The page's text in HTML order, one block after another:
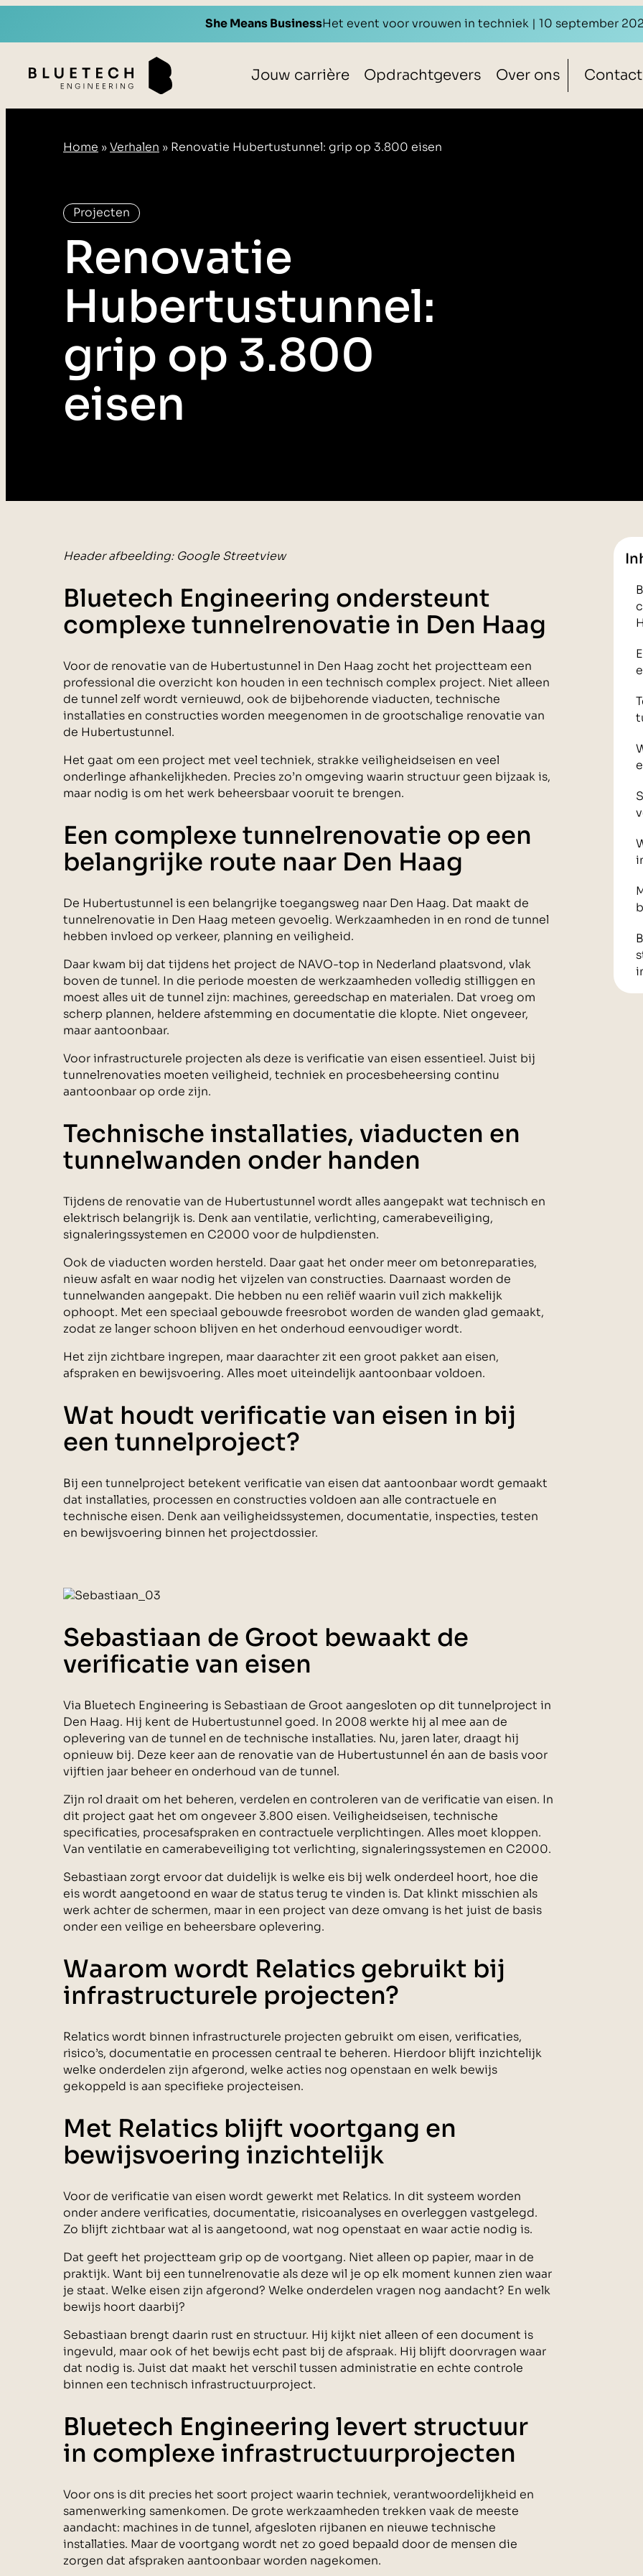
She Means BusinessHet event voor vrouwen in techniek | 10 september
Jouw carrière Opdrachtgevers Over ons Contact
Home » Verhalen » Renovatie Hubertustunnel: grip op 3.800 eisen
Projecten
Renovatie
Hubertustunnel:
grip op 3.800
eisen
Header afbeelding: Google Streetview
Bluetech Engineering ondersteunt
complexe tunnelrenovatie in Den Haag
Voor de renovatie van de Hubertustunnel in Den Haag zocht het projectteam een
professional die overzicht kon houden in een technisch complex project. Niet alleen
de tunnel zelf wordt vernieuwd, ook de bijbehorende viaducten, technische
installaties en constructies worden meegenomen in de grootschalige renovatie van
de Hubertustunnel.
Het gaat om een project met veel techniek, strakke veiligheidseisen en veel
onderlinge afhankelijkheden. Precies zo’n omgeving waarin structuur geen bijzaak is,
maar nodig is om het werk beheersbaar vooruit te brengen.
Een complexe tunnelrenovatie op een
belangrijke route naar Den Haag
De Hubertustunnel is een belangrijke toegangsweg naar Den Haag. Dat maakt de
tunnelrenovatie in Den Haag meteen gevoelig. Werkzaamheden in en rond de tunnel
hebben invloed op verkeer, planning en veiligheid.
Daar kwam bij dat tijdens het project de NAVO-top in Nederland plaatsvond, vlak
boven de tunnel. In die periode moesten de werkzaamheden volledig stilliggen en
moest alles uit de tunnel zijn: machines, gereedschap en materialen. Dat vroeg om
scherp plannen, heldere afstemming en documentatie die klopte. Niet ongeveer,
maar aantoonbaar.
Voor infrastructurele projecten als deze is verificatie van eisen essentieel. Juist bij
tunnelrenovaties moeten veiligheid, techniek en procesbeheersing continu
aantoonbaar op orde zijn.
Technische installaties, viaducten en
tunnelwanden onder handen
Tijdens de renovatie van de Hubertustunnel wordt alles aangepakt wat technisch en
elektrisch belangrijk is. Denk aan ventilatie, verlichting, camerabeveiliging,
signaleringssystemen en C2000 voor de hulpdiensten.
Ook de viaducten worden hersteld. Daar gaat het onder meer om betonreparaties,
nieuw asfalt en waar nodig het vijzelen van constructies. Daarnaast worden de
tunnelwanden aangepakt. Die hebben nu een reliëf waarin vuil zich makkelijk
ophoopt. Met een speciaal gebouwde freesrobot worden de wanden glad gemaakt,
zodat ze langer schoon blijven en het onderhoud eenvoudiger wordt.
Het zijn zichtbare ingrepen, maar daarachter zit een groot pakket aan eisen,
afspraken en bewijsvoering. Alles moet uiteindelijk aantoonbaar voldoen.
Wat houdt verificatie van eisen in bij
een tunnelproject?
Bij een tunnelproject betekent verificatie van eisen dat aantoonbaar wordt gemaakt
dat installaties, processen en constructies voldoen aan alle contractuele en
technische eisen. Denk aan veiligheidssystemen, documentatie, inspecties, testen
en bewijsvoering binnen het projectdossier.
Sebastiaan de Groot bewaakt de
verificatie van eisen
Via Bluetech Engineering is Sebastiaan de Groot aangesloten op dit tunnelproject in
Den Haag. Hij kent de Hubertustunnel goed. In 2008 werkte hij al mee aan de
oplevering van de tunnel en de technische installaties. Nu, jaren later, draagt hij
opnieuw bij. Deze keer aan de renovatie van de Hubertustunnel én aan de basis voor
vijftien jaar beheer en onderhoud van de tunnel.
Zijn rol draait om het beheren, verdelen en controleren van de verificatie van eisen. In
dit project gaat het om ongeveer 3.800 eisen. Veiligheidseisen, technische
specificaties, procesafspraken en contractuele verplichtingen. Alles moet kloppen.
Van ventilatie en camerabeveiliging tot verlichting, signaleringssystemen en C2000.
Sebastiaan zorgt ervoor dat duidelijk is welke eis bij welk onderdeel hoort, hoe die
eis wordt aangetoond en waar de status terug te vinden is. Dat klinkt misschien als
werk achter de schermen, maar in een project van deze omvang is het juist de basis
onder een veilige en beheersbare oplevering.
Waarom wordt Relatics gebruikt bij
infrastructurele projecten?
Relatics wordt binnen infrastructurele projecten gebruikt om eisen, verificaties,
risico’s, documentatie en processen centraal te beheren. Hierdoor blijft inzichtelijk
welke onderdelen zijn afgerond, welke acties nog openstaan en welk bewijs
gekoppeld is aan specifieke projecteisen.
Met Relatics blijft voortgang en
bewijsvoering inzichtelijk
Voor de verificatie van eisen wordt gewerkt met Relatics. In dit systeem worden
onder andere verificaties, documentatie, risicoanalyses en overleggen vastgelegd.
Zo blijft zichtbaar wat al is aangetoond, wat nog openstaat en waar actie nodig is.
Dat geeft het projectteam grip op de voortgang. Niet alleen op papier, maar in de
praktijk. Want bij een tunnelrenovatie als deze wil je op elk moment kunnen zien waar
je staat. Welke eisen zijn afgerond? Welke onderdelen vragen nog aandacht? En welk
bewijs hoort daarbij?
Sebastiaan brengt daarin rust en structuur. Hij kijkt niet alleen of een document is
ingevuld, maar ook of het bewijs echt past bij de afspraak. Hij blijft doorvragen waar
dat nodig is. Juist dat maakt het verschil tussen administratie en echte controle
binnen een technisch infrastructuurproject.
Bluetech Engineering levert structuur
in complexe infrastructuurprojecten
Voor ons is dit precies het soort project waarin techniek, verantwoordelijkheid en
samenwerking samenkomen. De grote werkzaamheden trekken vaak de meeste
aandacht: machines in de tunnel, afgesloten rijbanen en nieuwe technische
installaties. Maar de voortgang wordt net zo goed bepaald door de mensen die
zorgen dat afspraken aantoonbaar worden nagekomen.